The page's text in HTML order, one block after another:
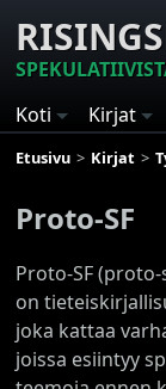
Koti
Kirjat
Etusivu Kirjat
Proto-SF
Proto-SF
on
joka kattaa
joissa esiintyy